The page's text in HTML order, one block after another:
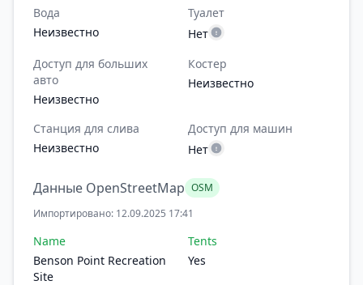
Вода
Неизвестно
Туалет
Нет
Доступ для больших
авто
Неизвестно
Костер
Неизвестно
Станция для слива
Неизвестно
Доступ для машин
Нет
Данные OpenStreetMap OSM
Импортировано: 12.09.2025 17:41
Name
Benson Point Recreation
Site
Tents
Yes